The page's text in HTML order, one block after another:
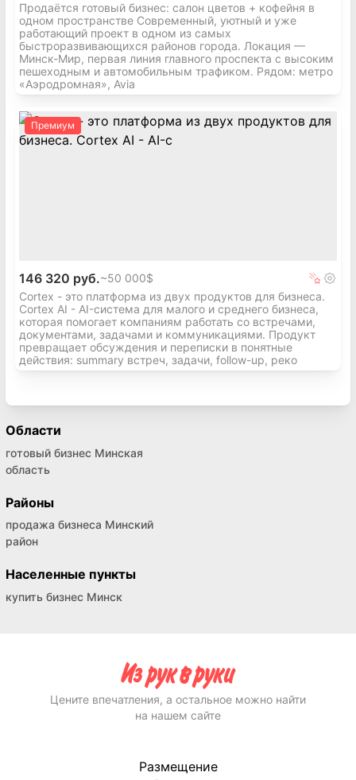
Продаётся готовый бизнес: салон цветов + кофейня в
одном пространстве Современный, уютный и уже
работающий проект в одном из самых
быстроразвивающихся районов города. Локация —
Минск-Мир, первая линия главного проспекта с высоким
пешеходным и автомобильным трафиком. Рядом: метро
«Аэродромная», Avia
Премиум
146 320 руб.~50 000$
Cortex - это платформа из двух продуктов для бизнеса.
Cortex AI - AI-система для малого и среднего бизнеса,
которая помогает компаниям работать со встречами,
документами, задачами и коммуникациями. Продукт
превращает обсуждения и переписки в понятные
действия: summary встреч, задачи, follow-up, реко
Области
готовый бизнес Минская
область
Районы
продажа бизнеса Минский
район
Населенные пункты
купить бизнес Минск
Цените впечатления, а остальное можно найти
на нашем сайте
Размещение